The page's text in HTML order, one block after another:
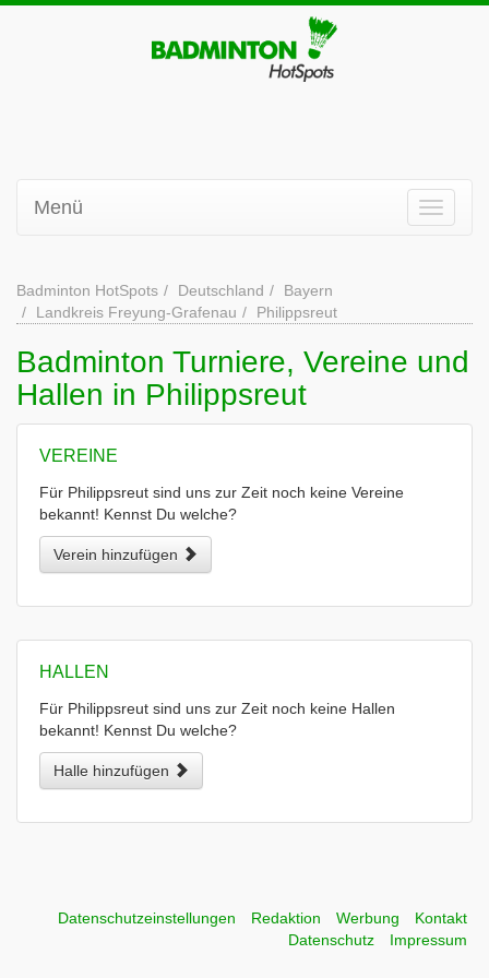
Menü
Badminton HotSpots Deutschland
Bayern
Landkreis Freyung-Grafenau
Philippsreut
Badminton Turniere, Vereine und
Hallen in Philippsreut
VEREINE
Für Philippsreut sind uns zur Zeit noch keine Vereine
bekannt! Kennst Du welche?
Verein hinzufügen
HALLEN
Für Philippsreut sind uns zur Zeit noch keine Hallen
bekannt! Kennst Du welche?
Halle hinzufügen
Datenschutzeinstellungen Redaktion Werbung
Kontakt
Datenschutz
Impressum